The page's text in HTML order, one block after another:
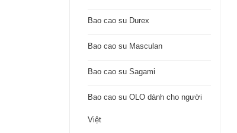
Bao cao su Durex
Bao cao su Masculan
Bao cao su Sagami
Bao cao su OLO dành cho người
Việt